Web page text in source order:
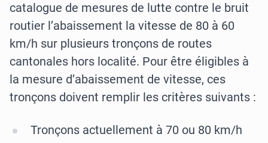
catalogue de mesures de lutte contre le bruit
routier l’abaissement la vitesse de 80 à 60
km/h sur plusieurs tronçons de routes
cantonales hors localité. Pour être éligibles à
la mesure d’abaissement de vitesse, ces
tronçons doivent remplir les critères suivants :
Tronçons actuellement à 70 ou 80 km/h